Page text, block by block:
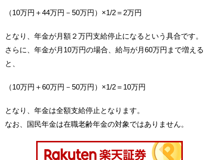
（10万円＋44万円－50万円）×1/2＝2万円
となり、年金が月額２万円支給停止になるという具合です。
さらに、年金が月10万円の場合、給与が月60万円まで増える
と、
（10万円＋60万円－50万円）×1/2＝10万円
となり、年金は全額支給停止となります。
なお、国民年金は在職老齢年金の対象ではありません。